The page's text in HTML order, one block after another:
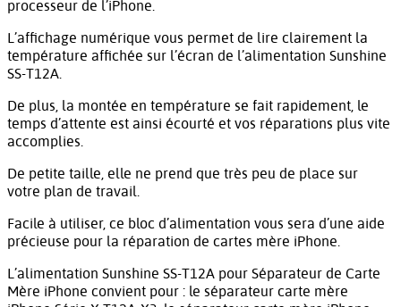
processeur de l’iPhone.
L’affichage numérique vous permet de lire clairement la
température affichée sur l’écran de l’alimentation Sunshine
SS-T12A.
De plus, la montée en température se fait rapidement, le
temps d’attente est ainsi écourté et vos réparations plus vite
accomplies.
De petite taille, elle ne prend que très peu de place sur
votre plan de travail.
Facile à utiliser, ce bloc d’alimentation vous sera d’une aide
précieuse pour la réparation de cartes mère iPhone.
L’alimentation Sunshine SS-T12A pour Séparateur de Carte
Mère iPhone convient pour : le séparateur carte mère